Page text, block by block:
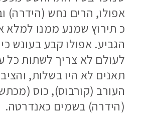
אפולו, הרים נחש (הידרה)
כ תירוץ שמנע ממנו למלא
הגביע. אפולו קבע בעונש
לעולם לא צריך לשתות כל
תאנים לא היו בשלות,
העורב (קורבוס), כוס
(הידרה) בשמים כאנדרטה.